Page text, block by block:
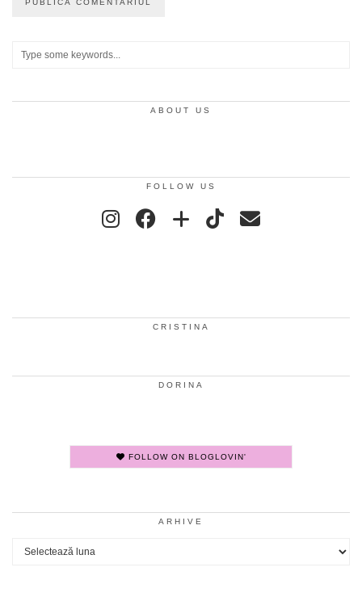
ABOUT US
FOLLOW US
CRISTINA
DORINA
FOLLOW ON BLOGLOVIN'
ARHIVE
Arhive